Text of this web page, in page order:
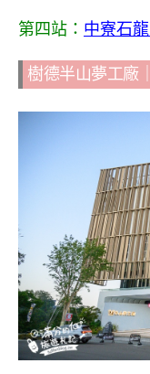
第四站： 中寮石
樹德半山夢工廠